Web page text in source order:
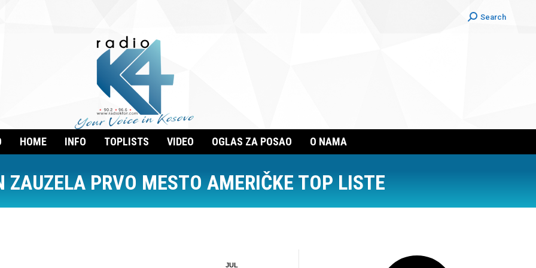
Search:
Search
HOME INFO TOPLISTS VIDEO OGLAS ZA POSAO O NAMA
ZAUZELA PRVO MESTO AMERIČKE TOP LISTE
JUL